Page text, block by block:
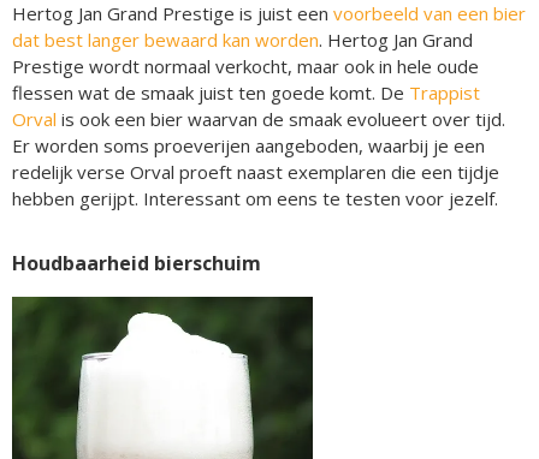
Hertog Jan Grand Prestige is juist een voorbeeld van een bier
dat best langer bewaard kan worden. Hertog Jan Grand
Prestige wordt normaal verkocht, maar ook in hele oude
flessen wat de smaak juist ten goede komt. De Trappist
Orval is ook een bier waarvan de smaak evolueert over tijd.
Er worden soms proeverijen aangeboden, waarbij je een
redelijk verse Orval proeft naast exemplaren die een tijdje
hebben gerijpt. Interessant om eens te testen voor jezelf.
Houdbaarheid bierschuim